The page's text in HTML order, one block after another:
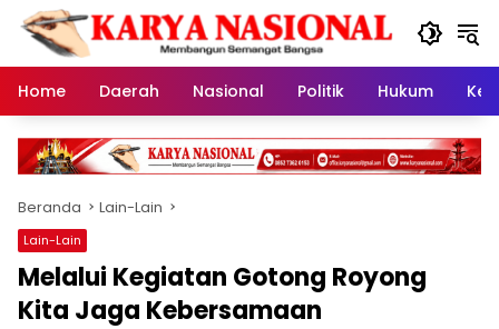
Langsung
konten
Home
Daerah Nasional Politik Hukum
Beranda Lain-Lain
Lain-Lain
Melalui Kegiatan Gotong Royong
Kita Jaga Kebersamaan